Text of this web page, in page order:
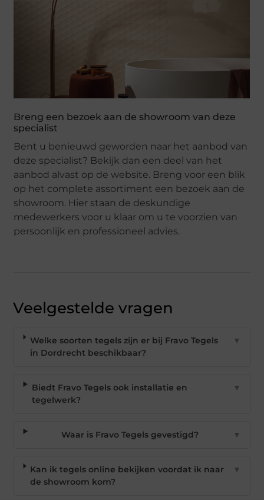
Breng een bezoek aan de showroom van deze
specialist
Bent u benieuwd geworden naar het aanbod van
deze specialist? Bekijk dan een deel van het
aanbod alvast op de website. Breng voor een blik
op het complete assortiment een bezoek aan de
showroom. Hier staan de deskundige
medewerkers voor u klaar om u te voorzien van
persoonlijk en professioneel advies.
Veelgestelde vragen
Welke soorten tegels zijn er bij Fravo Tegels
in Dordrecht beschikbaar?
▼
Biedt Fravo Tegels ook installatie en
tegelwerk?
▼
Waar is Fravo Tegels gevestigd? ▼
Kan ik tegels online bekijken voordat ik naar
de showroom kom?
▼